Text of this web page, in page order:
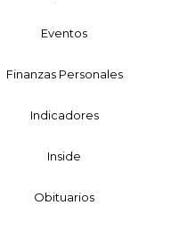
Eventos
Finanzas Personales
Indicadores
Inside
Obituarios